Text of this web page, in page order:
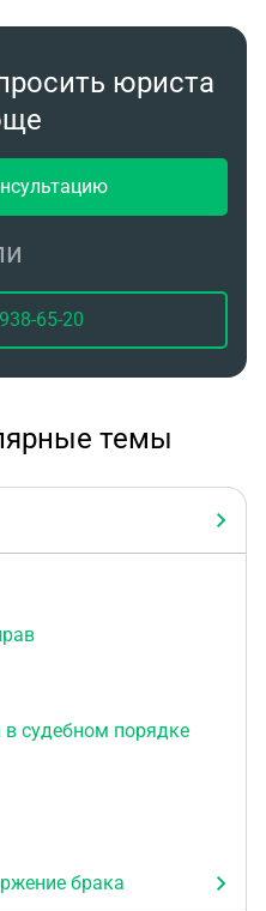
юриста
65-20
темы
в судебном порядке
брака